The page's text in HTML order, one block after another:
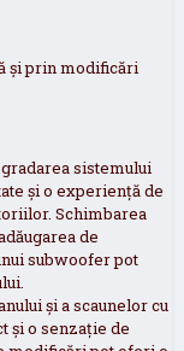
și prin modificări
sistemului
și o experiență de
Schimbarea
de
subwoofer pot
și a scaunelor cu
și o senzație de